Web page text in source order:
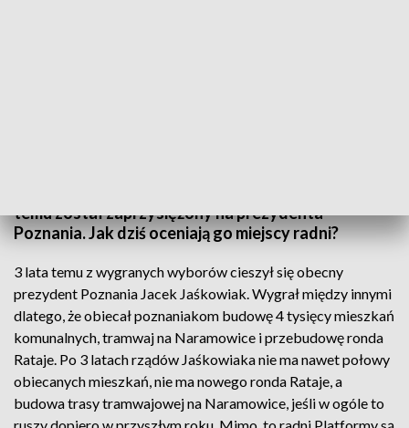
temu został zaprzysiężony na prezydenta
Poznania. Jak dziś oceniają go miejscy radni?
3 lata temu z wygranych wyborów cieszył się obecny
prezydent Poznania Jacek Jaśkowiak. Wygrał między innymi
dlatego, że obiecał poznaniakom budowę 4 tysięcy mieszkań
komunalnych, tramwaj na Naramowice i przebudowę ronda
Rataje. Po 3 latach rządów Jaśkowiaka nie ma nawet połowy
obiecanych mieszkań, nie ma nowego ronda Rataje, a
budowa trasy tramwajowej na Naramowice, jeśli w ogóle to